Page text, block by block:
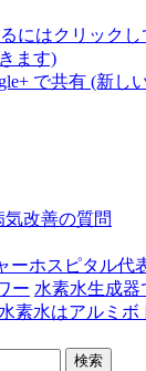
にはクリック
ます)
で共有 (新し
気改善の質問
ーホスピタル代
ー 水素水生成器
素水はアルミボ